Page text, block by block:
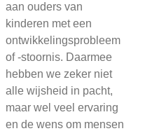
aan ouders van
kinderen met een
ontwikkelingsprobleem
of -stoornis. Daarmee
hebben we zeker niet
alle wijsheid in pacht,
maar wel veel ervaring
en de wens om mensen